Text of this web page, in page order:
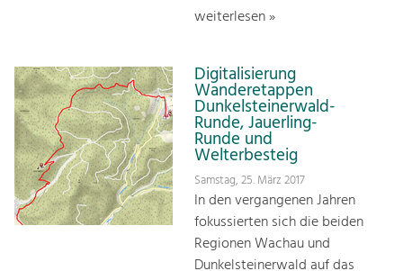
weiterlesen »
Digitalisierung
Wanderetappen
Dunkelsteinerwald-
Runde, Jauerling-
Runde und
Welterbesteig
Samstag, 25. März 2017
In den vergangenen Jahren
fokussierten sich die beiden
Regionen Wachau und
Dunkelsteinerwald auf das